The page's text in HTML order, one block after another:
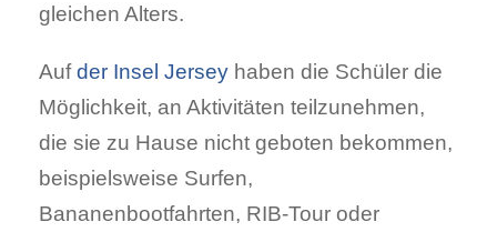
gleichen Alters.
Aufder Insel Jersey haben die Schüler die
Möglichkeit, an Aktivitäten teilzunehmen,
die sie zu Hause nicht geboten bekommen,
beispielsweise Surfen,
Bananenbootfahrten, RIB-Tour oder